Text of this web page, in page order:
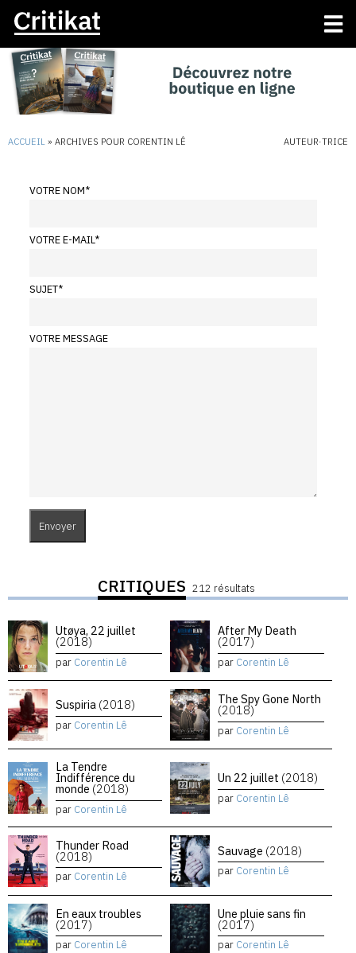
ACCUEIL » ARCHIVES POUR CORENTIN LÊ AUTEUR·TRICE
VOTRE NOM*
VOTRE E-MAIL*
SUJET*
VOTRE MESSAGE
CRITIQUES 212 résultats
Utøya, 22 juillet
(2018)
par Corentin Lê
After My Death
(2017)
par Corentin Lê
Suspiria (2018)
par Corentin Lê
The Spy Gone North
(2018)
par Corentin Lê
La Tendre
Indifférence du
monde (2018)
par Corentin Lê
Un 22 juillet (2018)
par Corentin Lê
Thunder Road
(2018)
par Corentin Lê
Sauvage (2018)
par Corentin Lê
En eaux troubles
(2017)
par Corentin Lê
Une pluie sans fin
(2017)
par Corentin Lê